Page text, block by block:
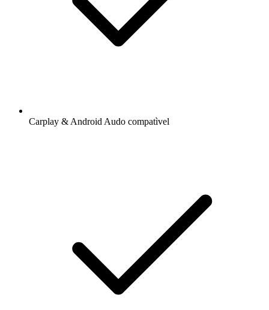
Carplay & Android Audo compatìvel